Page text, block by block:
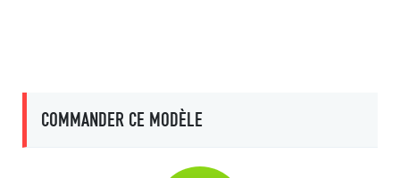
COMMANDER CE MODÈLE